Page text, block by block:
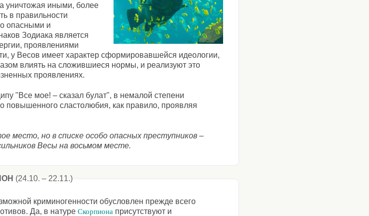
уничтожая иными, более
в правильности
опасными и
Зодиака является
проявлениями
у Весов имеет характер сформировавшейся идеологии,
влиять на сложившиеся нормы, и реализуют это
проявлениях.
"Все мое! – сказал булат", в немалой степени
повышенного сластолюбия, как правило, проявляя
место, но в списке особо опасных преступников –
Весы на восьмом месте.
(24.10. – 22.11.)
криминогенности обусловлен прежде всего
Да, в натуреСкорпиона присутствуют и